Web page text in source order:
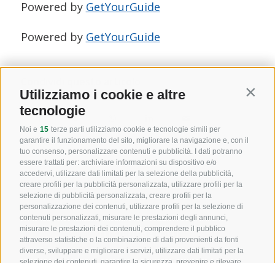
Utilizziamo i cookie e altre
tecnologie
Noi e 15 terze parti utilizziamo cookie e tecnologie simili per
garantire il funzionamento del sito, migliorare la navigazione e, con il
tuo consenso, personalizzare contenuti e pubblicità. I dati potranno
essere trattati per: archiviare informazioni su dispositivo e/o
accedervi, utilizzare dati limitati per la selezione della pubblicità,
creare profili per la pubblicità personalizzata, utilizzare profili per la
selezione di pubblicità personalizzata, creare profili per la
personalizzazione dei contenuti, utilizzare profili per la selezione di
contenuti personalizzati, misurare le prestazioni degli annunci,
misurare le prestazioni dei contenuti, comprendere il pubblico
attraverso statistiche o la combinazione di dati provenienti da fonti
diverse, sviluppare e migliorare i servizi, utilizzare dati limitati per la
Powered by GetYourGuide
Powered by GetYourGuide
Informazioni